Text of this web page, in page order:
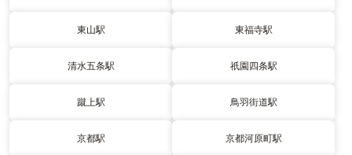
東山駅 東福寺駅
清水五条駅 祇園四条駅
蹴上駅 鳥羽街道駅
京都駅 京都河原町駅